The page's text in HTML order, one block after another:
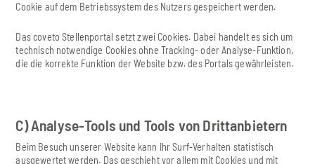
Cookie auf dem Betriebssystem des Nutzers gespeichert werden.
Das coveto Stellenportal setzt zwei Cookies. Dabei handelt es sich um
technisch notwendige Cookies ohne Tracking- oder Analyse-Funktion,
die die korrekte Funktion der Website bzw. des Portals gewährleisten.
C) Analyse-Tools und Tools von Drittanbietern
Beim Besuch unserer Website kann Ihr Surf-Verhalten statistisch
ausgewertet werden. Das geschieht vor allem mit Cookies und mit